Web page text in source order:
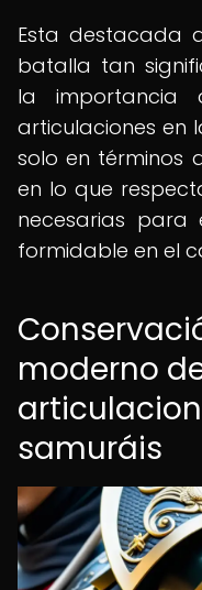
Esta destacada
batalla tan
la importancia
articulaciones en
solo en términos
en lo que
necesarias para
formidable en el
moderno
samuráis